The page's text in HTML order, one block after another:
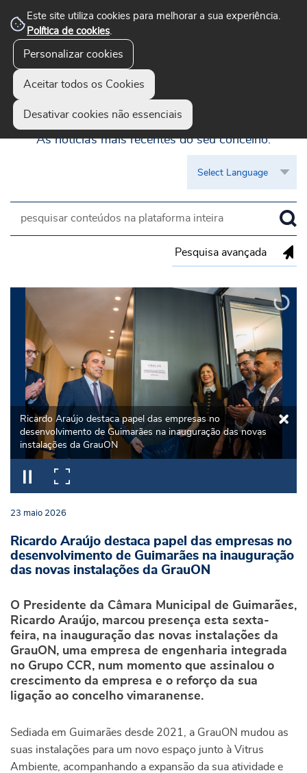
Este site utiliza cookies para melhorar a sua experiência.
Política de cookies.
Personalizar cookies
Aceitar todos os Cookies
Desativar cookies não essenciais
Pesquisa avançada
Guimarães Visível
As notícias mais recentes do seu concelho.
Ricardo Araújo destaca papel das empresas no
desenvolvimento de Guimarães na inauguração das novas
instalações da GrauON
23 maio 2026
Ricardo Araújo destaca papel das empresas no
desenvolvimento de Guimarães na inauguração
das novas instalações da GrauON
O Presidente da Câmara Municipal de Guimarães,
Ricardo Araújo, marcou presença esta sexta-
feira, na inauguração das novas instalações da
GrauON, uma empresa de engenharia integrada
no Grupo CCR, num momento que assinalou o
crescimento da empresa e o reforço da sua
ligação ao concelho vimaranense.
Sediada em Guimarães desde 2021, a GrauON mudou as
suas instalações para um novo espaço junto à Vitrus
Ambiente, acompanhando a expansão da sua atividade e